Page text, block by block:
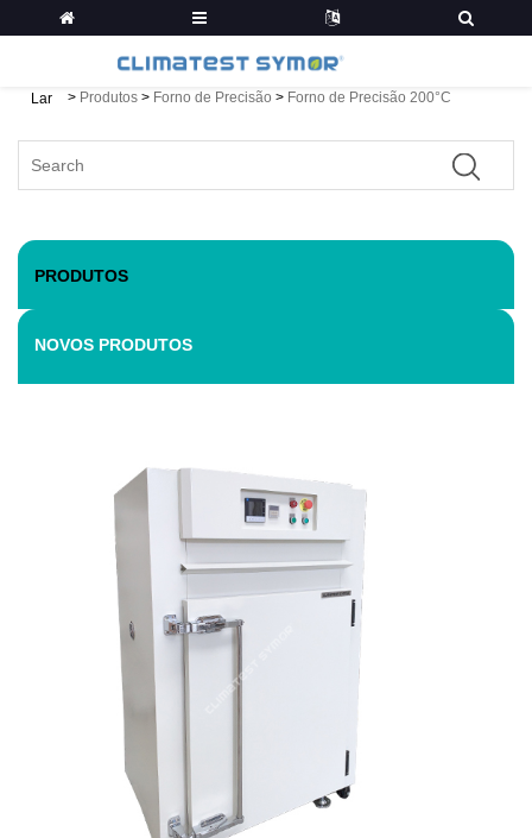
Lar > Produtos > Forno de Precisão > Forno de Precisão 200°C
PRODUTOS
NOVOS PRODUTOS